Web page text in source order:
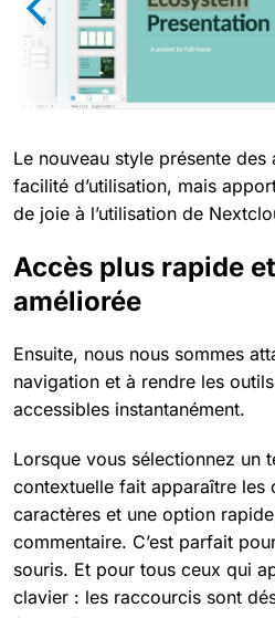
Le nouveau style présente
facilité d’utilisation, mais
de joie à l’utilisation de
Accès plus rapide
améliorée
Ensuite, nous nous sommes
navigation et à rendre les
accessibles instantanément.
Lorsque vous sélectionnez un
contextuelle fait apparaître les
caractères et une option
commentaire. C’est parfait
souris. Et pour tous ceux qui
clavier : les raccourcis sont